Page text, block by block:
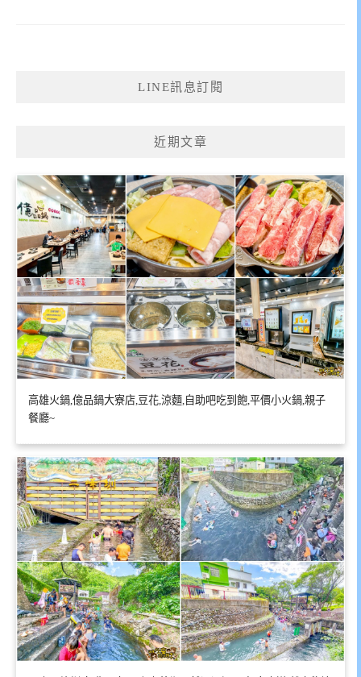
LINE訊息訂閱
近期文章
高雄火鍋,億品鍋大寮店,豆花,涼麵,自助吧吃到飽,平價小火鍋,親子
餐廳~